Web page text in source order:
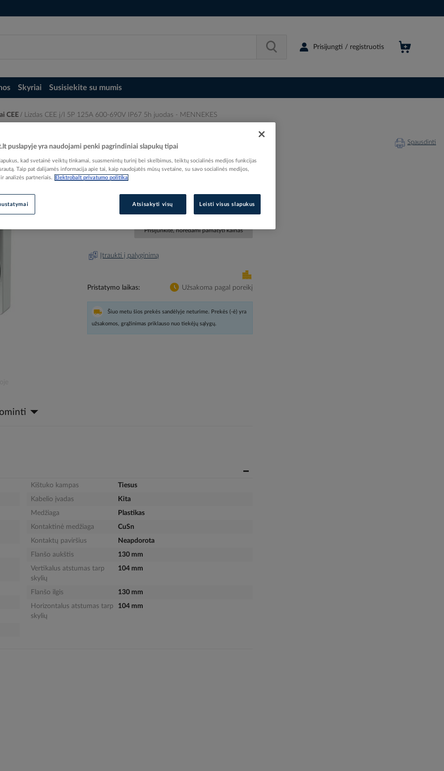
Prisijungti / registruotis
Skyriai Susisiekite su mumis
CEE Lizdas CEE į/l 5P 125A 600-690V IP67 5h juodas - MENNEKES
juodas - MENNEKES Spausdinti
Elektrobalt prekės kodas
Gamintojo prekės kodas
3787P
Prisijunkite, norėdami pamatyti kainas
Įtraukti į palyginimą
Pristatymo laikas Užsakoma pagal poreikį
Šiuo metu šios prekės sandėlyje neturime. Prekės (-ė) yra
užsakomos, grąžinimas priklauso nuo tiekėjų sąlygų.
Kištuko kampas
Tiesus
Kabelio įvadas
Kita
Medžiaga
Plastikas
Kontaktinė medžiaga
CuSn
Kontaktų paviršius
Neapdorota
Flanšo aukštis
130 mm
Vertikalus atstumas tarp
skylių
104 mm
Flanšo ilgis
130 mm
Horizontalus atstumas tarp
skylių
104 mm
puslapyje yra naudojami penki pagrindiniai slapukų tipai
kad svetainė veiktų tinkamai, suasmenintų turinį bei skelbimus, teiktų socialinės medijos funkcijas
Taip pat dalijamės informacija apie tai, kaip naudojatės mūsų svetaine, su savo socialinės medijos,
analizės partneriais.
Elektrobalt privatumo politika
Atsisakyti visų Leisti visus slapukus